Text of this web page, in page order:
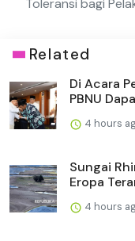
Toleransi bagi
Related
Di Acara
PBNU
4 hours
Sungai
Eropa
4 hours